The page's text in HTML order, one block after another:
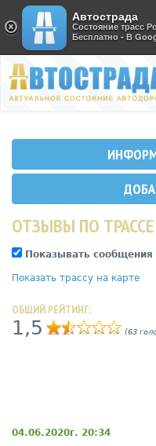
Автострада
Состояние трасс
Бесплатно - В
ОТЗЫВЫ ПО
Показывать сообщения
Показать трассу на карте
ОБЩИЙ РЕЙТИНГ:
1,5 (63
04.06.2020г. 20:34